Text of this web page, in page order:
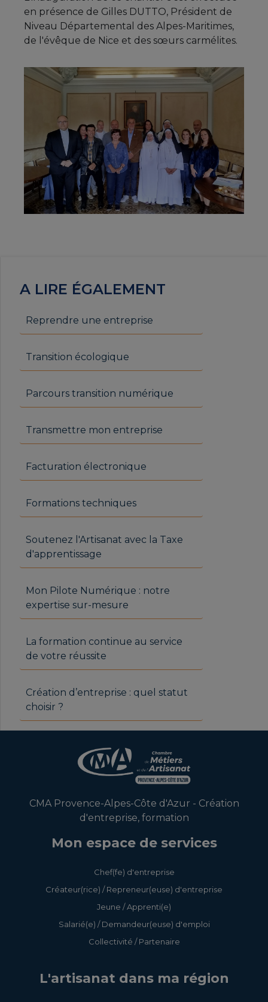
en présence de Gilles DUTTO, Président de
Niveau Départemental des Alpes-Maritimes,
de l'évêque de Nice et des sœurs carmélites.
A LIRE ÉGALEMENT
Reprendre une entreprise
Transition écologique
Parcours transition numérique
Transmettre mon entreprise
Facturation électronique
Formations techniques
Soutenez l'Artisanat avec la Taxe
d'apprentissage
Mon Pilote Numérique : notre
expertise sur-mesure
La formation continue au service
de votre réussite
Création d’entreprise : quel statut
choisir ?
CMA Provence-Alpes-Côte d'Azur - Création
d'entreprise, formation
Mon espace de services
Chef(fe) d'entreprise
Créateur(rice) / Repreneur(euse) d'entreprise
Jeune / Apprenti(e)
Salarié(e) / Demandeur(euse) d'emploi
Collectivité / Partenaire
L'artisanat dans ma région